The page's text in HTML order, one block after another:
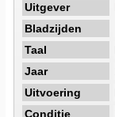
Uitgever
Bladzijden
Taal
Jaar
Uitvoering
Conditie